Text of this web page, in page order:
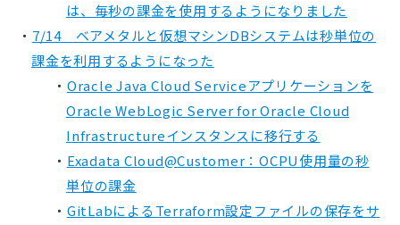
は、毎秒の課金を使用するようになりました
7/14 ベアメタルと仮想マシンDBシステムは秒単位の
課金を利用するようになった
Oracle Java Cloud Serviceアプリケーションを
Oracle WebLogic Server for Oracle Cloud
Infrastructureインスタンスに移行する
Exadata Cloud@Customer：OCPU使用量の秒
単位の課金
GitLabによるTerraform設定ファイルの保存をサ